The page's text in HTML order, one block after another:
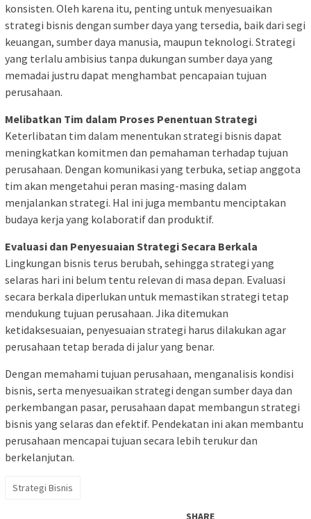
konsisten. Oleh karena itu, penting untuk menyesuaikan
strategi bisnis dengan sumber daya yang tersedia, baik dari segi
keuangan, sumber daya manusia, maupun teknologi. Strategi
yang terlalu ambisius tanpa dukungan sumber daya yang
memadai justru dapat menghambat pencapaian tujuan
perusahaan.
Melibatkan Tim dalam Proses Penentuan Strategi
Keterlibatan tim dalam menentukan strategi bisnis dapat
meningkatkan komitmen dan pemahaman terhadap tujuan
perusahaan. Dengan komunikasi yang terbuka, setiap anggota
tim akan mengetahui peran masing-masing dalam
menjalankan strategi. Hal ini juga membantu menciptakan
budaya kerja yang kolaboratif dan produktif.
Evaluasi dan Penyesuaian Strategi Secara Berkala
Lingkungan bisnis terus berubah, sehingga strategi yang
selaras hari ini belum tentu relevan di masa depan. Evaluasi
secara berkala diperlukan untuk memastikan strategi tetap
mendukung tujuan perusahaan. Jika ditemukan
ketidaksesuaian, penyesuaian strategi harus dilakukan agar
perusahaan tetap berada di jalur yang benar.
Dengan memahami tujuan perusahaan, menganalisis kondisi
bisnis, serta menyesuaikan strategi dengan sumber daya dan
perkembangan pasar, perusahaan dapat membangun strategi
bisnis yang selaras dan efektif. Pendekatan ini akan membantu
perusahaan mencapai tujuan secara lebih terukur dan
berkelanjutan.
Strategi Bisnis
SHARE